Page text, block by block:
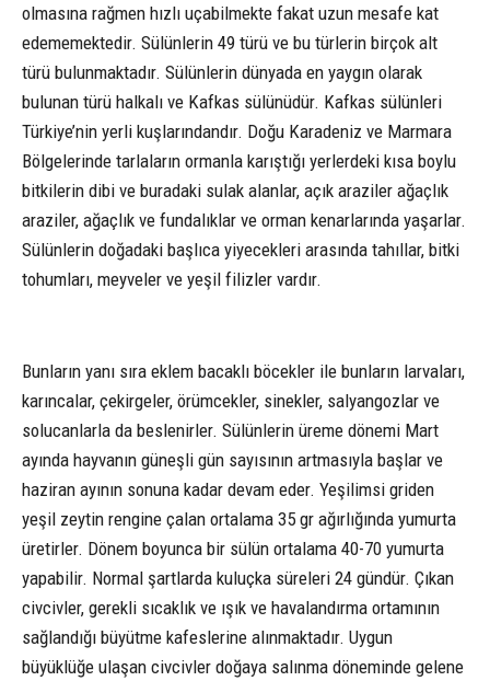
olmasına rağmen hızlı uçabilmekte fakat uzun mesafe kat
edememektedir. Sülünlerin 49 türü ve bu türlerin birçok alt
türü bulunmaktadır. Sülünlerin dünyada en yaygın olarak
bulunan türü halkalı ve Kafkas sülünüdür. Kafkas sülünleri
Türkiye’nin yerli kuşlarındandır. Doğu Karadeniz ve Marmara
Bölgelerinde tarlaların ormanla karıştığı yerlerdeki kısa boylu
bitkilerin dibi ve buradaki sulak alanlar, açık araziler ağaçlık
araziler, ağaçlık ve fundalıklar ve orman kenarlarında yaşarlar.
Sülünlerin doğadaki başlıca yiyecekleri arasında tahıllar, bitki
tohumları, meyveler ve yeşil filizler vardır.
Bunların yanı sıra eklem bacaklı böcekler ile bunların larvaları,
karıncalar, çekirgeler, örümcekler, sinekler, salyangozlar ve
solucanlarla da beslenirler. Sülünlerin üreme dönemi Mart
ayında hayvanın güneşli gün sayısının artmasıyla başlar ve
haziran ayının sonuna kadar devam eder. Yeşilimsi griden
yeşil zeytin rengine çalan ortalama 35 gr ağırlığında yumurta
üretirler. Dönem boyunca bir sülün ortalama 40-70 yumurta
yapabilir. Normal şartlarda kuluçka süreleri 24 gündür. Çıkan
civcivler, gerekli sıcaklık ve ışık ve havalandırma ortamının
sağlandığı büyütme kafeslerine alınmaktadır. Uygun
büyüklüğe ulaşan civcivler doğaya salınma döneminde gelene